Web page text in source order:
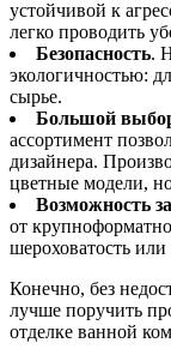
устойчивой к
легко проводить
Безопасность.
экологичностью:
сырье.
Большой
ассортимент
дизайнера.
цветные модели,
Возможность
от
шероховатость
Конечно, без
лучше поручить
отделке ванной